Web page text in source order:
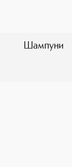
Шампуни